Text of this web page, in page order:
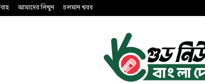
আমাদের লিখুন চলমান খবর